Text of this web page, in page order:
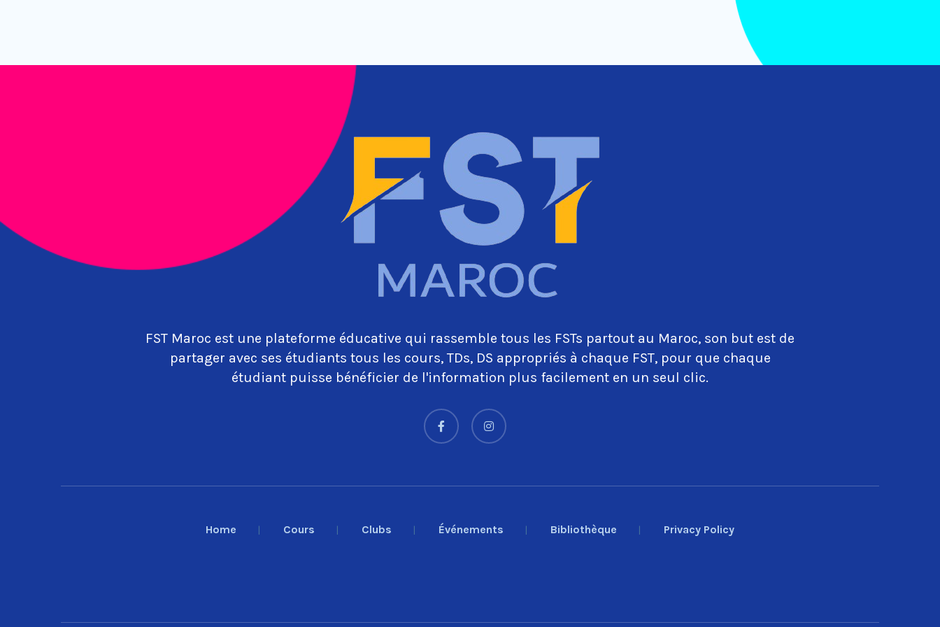
FST Maroc est une plateforme éducative qui rassemble tous les FSTs partout au Maroc, son but est de
partager avec ses étudiants tous les cours, TDs, DS appropriés à chaque FST, pour que chaque
étudiant puisse bénéficier de l'information plus facilement en un seul clic.
Home Cours Clubs Événements Bibliothèque Privacy Policy